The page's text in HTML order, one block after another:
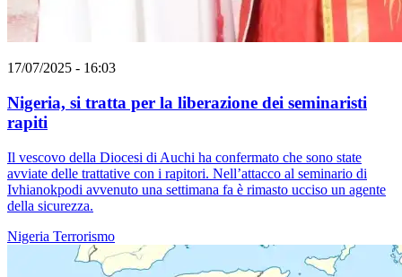
17/07/2025 - 16:03
Nigeria, si tratta per la liberazione dei seminaristi
rapiti
Il vescovo della Diocesi di Auchi ha confermato che sono state
avviate delle trattative con i rapitori. Nell’attacco al seminario di
Ivhianokpodi avvenuto una settimana fa è rimasto ucciso un agente
della sicurezza.
Nigeria Terrorismo